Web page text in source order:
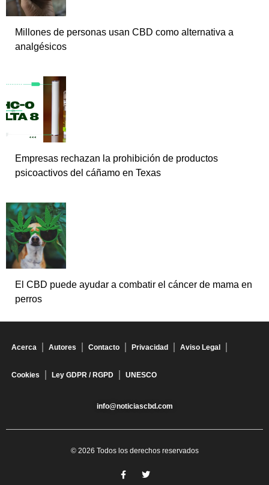
Millones de personas usan CBD como alternativa a
analgésicos
Empresas rechazan la prohibición de productos
psicoactivos del cáñamo en Texas
El CBD puede ayudar a combatir el cáncer de mama en
perros
Acerca Autores Contacto Privacidad Aviso Legal
Cookies Ley GDPR / RGPD UNESCO
info@noticiascbd.com
© 2026 Todos los derechos reservados